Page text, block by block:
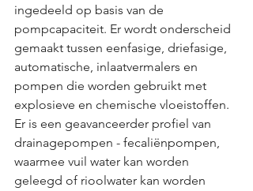
ingedeeld op basis van de
pompcapaciteit. Er wordt onderscheid
gemaakt tussen eenfasige, driefasige,
automatische, inlaatvermalers en
pompen die worden gebruikt met
explosieve en chemische vloeistoffen.
Er is een geavanceerder profiel van
drainagepompen - fecaliënpompen,
waarmee vuil water kan worden
geleegd of rioolwater kan worden